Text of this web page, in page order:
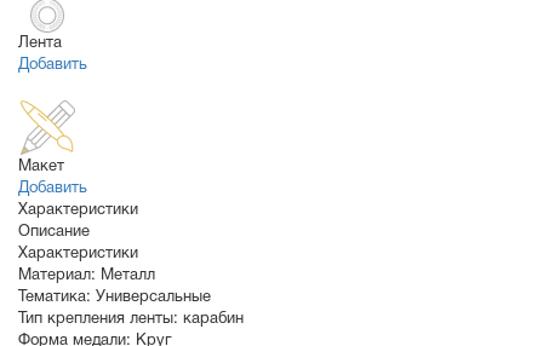
Лента
Добавить
Макет
Добавить
Характеристики
Описание
Характеристики
Материал: Металл
Тематика: Универсальные
Тип крепления ленты: карабин
Форма медали: Круг